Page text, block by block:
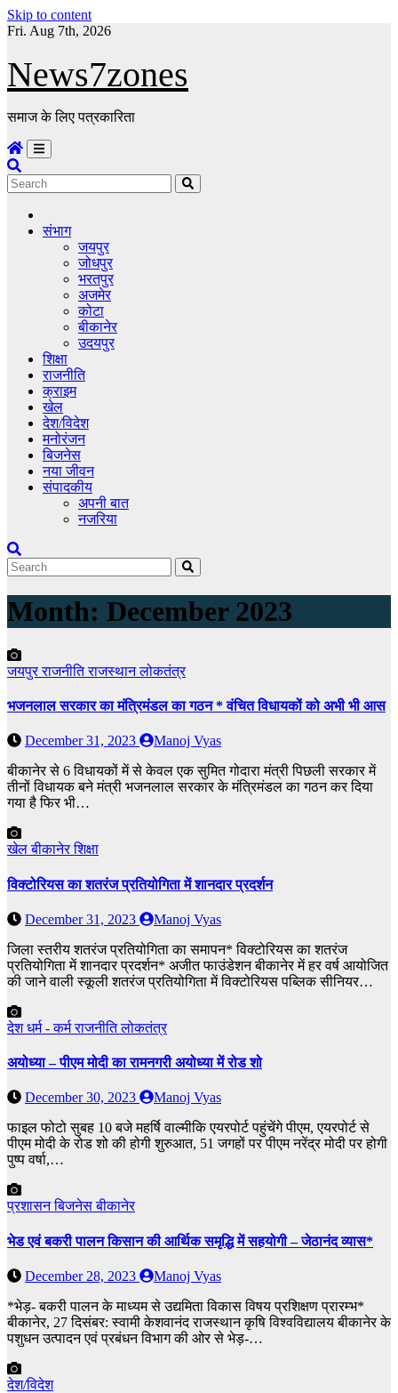
Skip to content
Fri. Aug 7th, 2026
News7zones
समाज के लिए पत्रकारिता
संभाग
जयपुर
जोधपुर
भरतपुर
अजमेर
कोटा
बीकानेर
उदयपुर
शिक्षा
राजनीति
क्राइम
खेल
देश/विदेश
मनोरंजन
बिजनेस
नया जीवन
संपादकीय
अपनी बात
नजरिया
Month: December 2023
जयपुरराजनीतिराजस्थानलोकतंत्र
भजनलाल सरकार का मंत्रिमंडल का गठन * वंचित विधायकों को अभी भी आस
December 31, 2023
Manoj Vyas
बीकानेर से 6 विधायकों में से केवल एक सुमित गोदारा मंत्री पिछली सरकार में
तीनों विधायक बने मंत्री भजनलाल सरकार के मंत्रिमंडल का गठन कर दिया
गया है फिर भी…
खेलबीकानेरशिक्षा
विक्टोरियस का शतरंज प्रतियोगिता में शानदार प्रदर्शन
December 31, 2023
Manoj Vyas
जिला स्तरीय शतरंज प्रतियोगिता का समापन* विक्टोरियस का शतरंज
प्रतियोगिता में शानदार प्रदर्शन* अजीत फाउंडेशन बीकानेर में हर वर्ष आयोजित
की जाने वाली स्कूली शतरंज प्रतियोगिता में विक्टोरियस पब्लिक सीनियर…
देशधर्म - कर्मराजनीतिलोकतंत्र
अयोध्या – पीएम मोदी का रामनगरी अयोध्या में रोड शो
December 30, 2023
Manoj Vyas
फाइल फोटो सुबह 10 बजे महर्षि वाल्मीकि एयरपोर्ट पहुंचेंगे पीएम, एयरपोर्ट से
पीएम मोदी के रोड शो की होगी शुरुआत, 51 जगहों पर पीएम नरेंद्र मोदी पर होगी
पुष्प वर्षा,…
प्रशासनबिजनेसबीकानेर
भेड एवं बकरी पालन किसान की आर्थिक समृद्धि में सहयोगी – जेठानंद व्यास*
December 28, 2023
Manoj Vyas
*भेड़- बकरी पालन के माध्यम से उद्यमिता विकास विषय प्रशिक्षण प्रारम्भ*
बीकानेर, 27 दिसंबर: स्वामी केशवानंद राजस्थान कृषि विश्वविद्यालय बीकानेर के
पशुधन उत्पादन एवं प्रबंधन विभाग की ओर से भेड़-…
देश/विदेश